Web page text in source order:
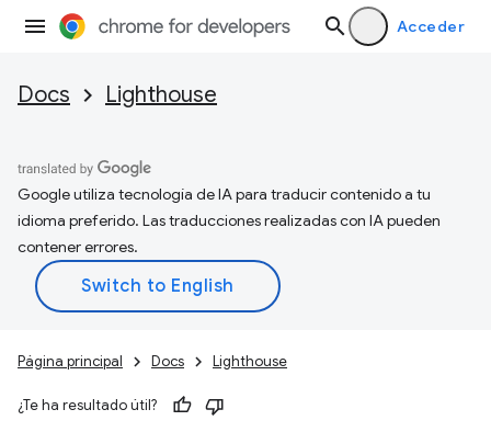
Acceder
Docs Lighthouse
Google utiliza tecnología de IA para traducir contenido a tu
idioma preferido. Las traducciones realizadas con IA pueden
contener errores.
Página principal Docs Lighthouse
¿Te ha resultado útil?